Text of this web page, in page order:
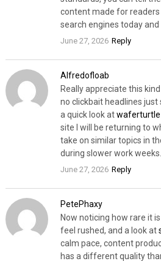
content made for
search engines today
June 27, 2026 Reply
Alfredofloab
Really appreciate this
no clickbait headlines
a quick look atwaferturtle
site I will be returning to
take on similar topics in
during slower work weeks.
June 27, 2026 Reply
PetePhaxy
Now noticing how rare it
feel rushed, and a look at
calm pace, content
has a different quality